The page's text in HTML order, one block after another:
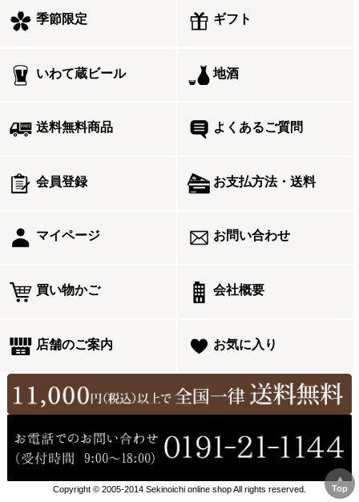
▲
Top
季節限定 ギフト
いわて蔵ビール 地酒
送料無料商品 よくあるご質問
会員登録 お支払方法・送料
マイページ お問い合わせ
買い物かご 会社概要
店舗のご案内 お気に入り
Copyright © 2005-2014 Sekinoichi online shop All rights reserved.